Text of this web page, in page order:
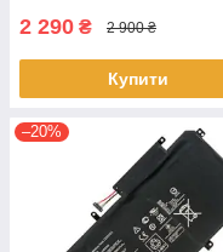
2 290 ₴ 2 900 ₴
Купити
–20%